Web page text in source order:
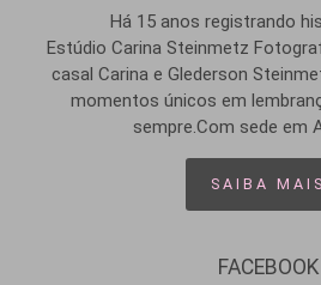
Há 15 anos registrando
Estúdio Carina Steinmetz
casal Carina e Glederson
momentos únicos em
sempre.Com sede em
SAIBA MAIS
FACEBOOK